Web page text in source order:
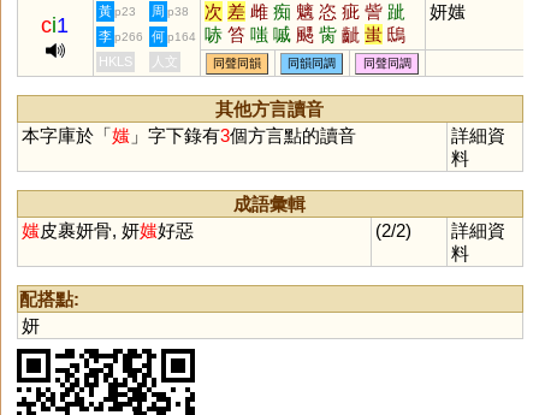
ci1
黃 p23 周 p38 次 差 雌 痴 魑 恣 疵 訾 跐
哧 笞 嗤 嘁 颸 胔 齜 蚩 鴟
呲 瓻 郗 趑 攡 齝 螭 髊 骴
飺 摛 絺 玼 粢 偨 眵 胵 离
齹 樆 縒 黐 趀 瞝
蠀
妍媸
李 p266 何 p164
HKLS 人文 同聲同韻 同韻同調 同聲同調
其他方言讀音
本字庫於「媸」字下錄有3個方言點的讀音
詳細資
料
成語彙輯
媸皮裹妍骨, 妍媸好惡 (2/2)
詳細資
料
配搭點:
妍